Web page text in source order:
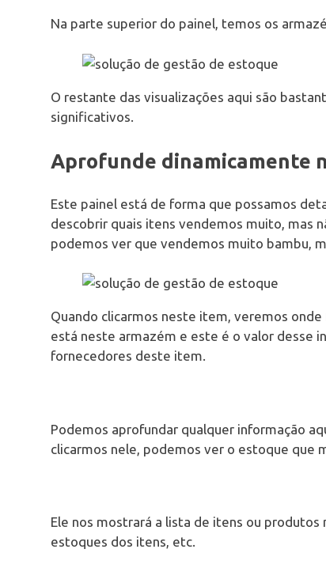
Na parte superior do painel, temos os
O restante das visualizações aqui são
significativos.
Aprofunde dinamicamente
Este painel está de forma que possamos
descobrir quais itens vendemos muito, mas
podemos ver que vendemos muito bambu,
Quando clicarmos neste item, veremos
está neste armazém e este é o valor desse
fornecedores deste item.
Podemos aprofundar qualquer informação
clicarmos nele, podemos ver o estoque que
Ele nos mostrará a lista de itens ou
estoques dos itens, etc.